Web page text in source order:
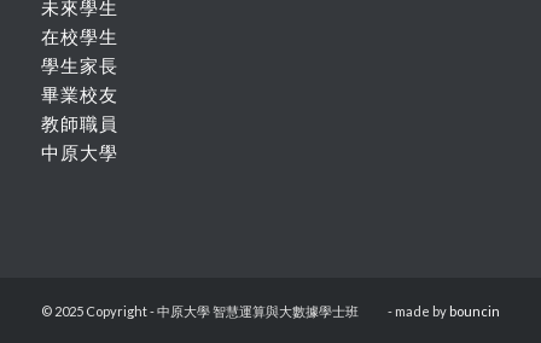
未來學生
在校學生
學生家長
畢業校友
教師職員
中原大學
© 2025 Copyright - 中原大學 智慧運算與大數據學士班 - made by bouncin